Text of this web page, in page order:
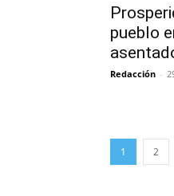
pueblo
Redacción -
1 2